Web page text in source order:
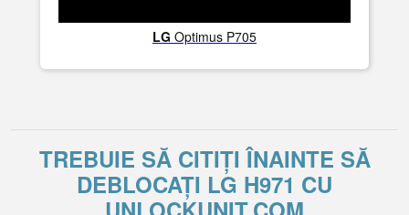
LG Optimus P705
TREBUIE SĂ CITIȚI ÎNAINTE SĂ
DEBLOCAȚI LG H971 CU